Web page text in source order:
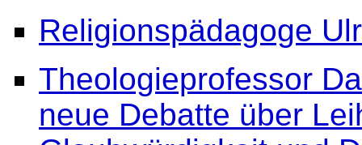
Religionspädagoge
Theologieprofessor
neue Debatte über